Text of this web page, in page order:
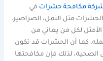
مكافحة حشرات في
مثل النمل، الصراصير،
الأمثل لكل من يعاني من
كما أن الحشرات قد تكون
الصحية، لذلك فإن مكافحتها